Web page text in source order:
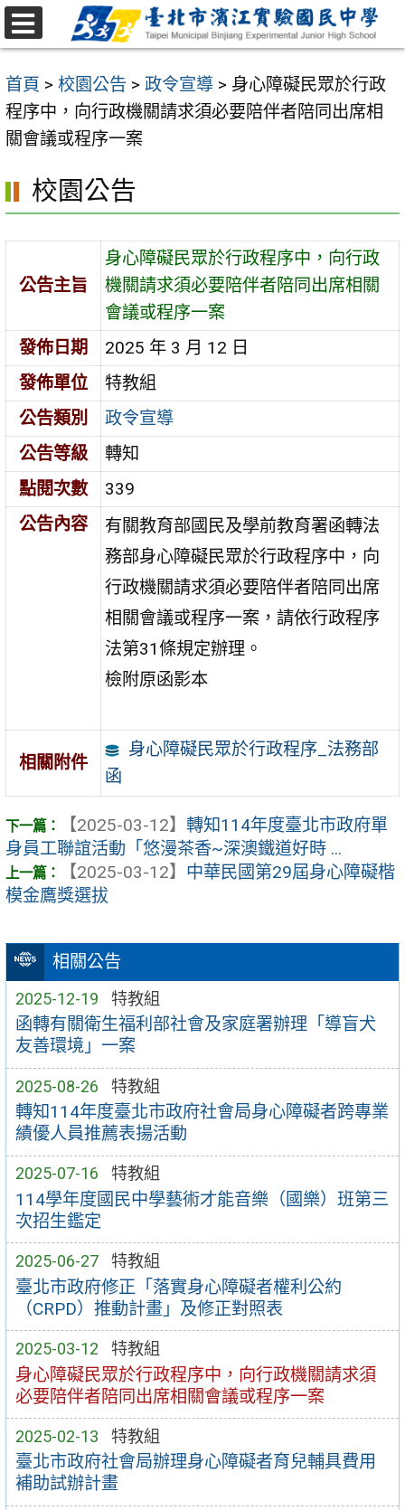
跳
至
要
內
容
首頁 > 校園公告 > 政令宣導 > 身心障礙民眾於行政
程序中，向行政機關請求須必要陪伴者陪同出席相
關會議或程序一案
相關公告
2025-12-19 特教組
函轉有關衛生福利部社會及家庭署辦理「導盲犬
友善環境」一案
2025-08-26 特教組
轉知114年度臺北市政府社會局身心障礙者跨專業
績優人員推薦表揚活動
2025-07-16 特教組
114學年度國民中學藝術才能音樂（國樂）班第三
次招生鑑定
2025-06-27 特教組
臺北市政府修正「落實身心障礙者權利公約
（CRPD）推動計畫」及修正對照表
2025-03-12 特教組
身心障礙民眾於行政程序中，向行政機關請求須
必要陪伴者陪同出席相關會議或程序一案
2025-02-13 特教組
臺北市政府社會局辦理身心障礙者育兒輔具費用
補助試辦計畫
校園公告
公告主旨
身心障礙民眾於行政程序中，向行政
機關請求須必要陪伴者陪同出席相關
會議或程序一案
發佈日期
2025 年 3 月 12 日
發佈單位
特教組
公告類別
政令宣導
公告等級
轉知
點閱次數
339
公告內容
有關教育部國民及學前教育署函轉法
務部身心障礙民眾於行政程序中，向
行政機關請求須必要陪伴者陪同出席
相關會議或程序一案，請依行政程序
法第31條規定辦理。
檢附原函影本
相關附件
身心障礙民眾於行政程序_法務部
函
【2025-03-12】 轉知114年度臺北市政府單
身員工聯誼活動「悠漫茶香~深澳鐵道好時 ...
【2025-03-12】 中華民國第29屆身心障礙楷
模金鷹獎選拔
選
單